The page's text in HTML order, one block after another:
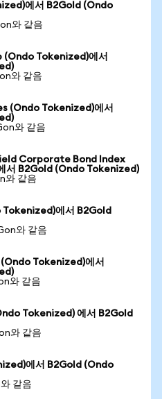
에서 B2Gold (Ondo
와 같음
Tokenized)에서
와 같음
(Ondo Tokenized)에서
와 같음
Corporate Bond Index
서 B2Gold (Ondo Tokenized)
와 같음
에서 B2Gold
와 같음
Tokenized)에서
와 같음
Tokenized) 에서 B2Gold
와 같음
에서 B2Gold (Ondo
같음